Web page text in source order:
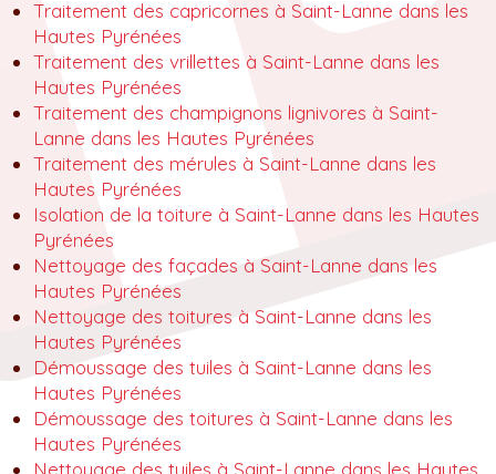
Traitement des capricornes à Saint-Lanne dans les
Hautes Pyrénées
Traitement des vrillettes à Saint-Lanne dans les
Hautes Pyrénées
Traitement des champignons lignivores à Saint-
Lanne dans les Hautes Pyrénées
Traitement des mérules à Saint-Lanne dans les
Hautes Pyrénées
Isolation de la toiture à Saint-Lanne dans les Hautes
Pyrénées
Nettoyage des façades à Saint-Lanne dans les
Hautes Pyrénées
Nettoyage des toitures à Saint-Lanne dans les
Hautes Pyrénées
Démoussage des tuiles à Saint-Lanne dans les
Hautes Pyrénées
Démoussage des toitures à Saint-Lanne dans les
Hautes Pyrénées
Nettoyage des tuiles à Saint-Lanne dans les Hautes